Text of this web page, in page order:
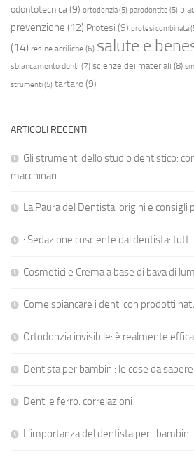
odontotecnica (9) ortodonzia(5) parodontite (5)
prevenzione (12) Protesi (9) protesi combinata
(14) resine acriliche (6) salute e
sbiancamento denti (7) scienze dei materiali (8)
strumenti(5) tartaro(9)
ARTICOLI RECENTI
Gli strumenti dello studio dentistico:
macchinari
La Paura del Dentista: origini e consigli
: Sedazione cosciente dal dentista: tutti
Cosmetici e Crema a base di bava di
Come sbiancare i denti con prodotti
Ortodonzia invisibile: è realmente
Dentista per bambini: le cose da
Denti e ferro: correlazioni
L’importanza del dentista per i bambini